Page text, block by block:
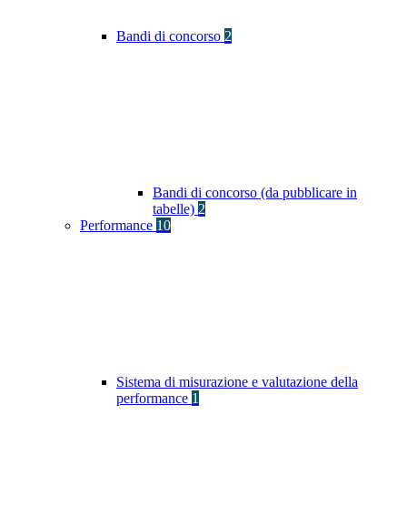
Bandi di concorso 2
Bandi di concorso (da pubblicare in
tabelle) 2
Performance 10
Sistema di misurazione e valutazione della
performance 1